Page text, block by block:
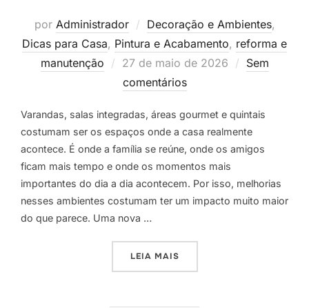
por Administrador Decoração e Ambientes,
Dicas para Casa, Pintura e Acabamento, reforma e
manutenção
Postado
em
27 de maio de 2026
Sem
comentários
Varandas, salas integradas, áreas gourmet e quintais
costumam ser os espaços onde a casa realmente
acontece. É onde a família se reúne, onde os amigos
ficam mais tempo e onde os momentos mais
importantes do dia a dia acontecem. Por isso, melhorias
nesses ambientes costumam ter um impacto muito maior
do que parece. Uma nova …
LEIA MAIS“RENOVE SEM OBRA: